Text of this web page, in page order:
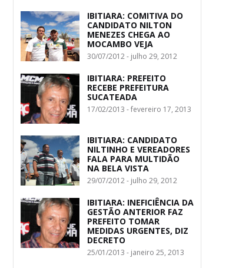
IBITIARA: COMITIVA DO
CANDIDATO NILTON
MENEZES CHEGA AO
MOCAMBO VEJA
30/07/2012 - julho 29, 2012
IBITIARA: PREFEITO
RECEBE PREFEITURA
SUCATEADA
17/02/2013 - fevereiro 17, 2013
IBITIARA: CANDIDATO
NILTINHO E VEREADORES
FALA PARA MULTIDÃO
NA BELA VISTA
29/07/2012 - julho 29, 2012
IBITIARA: INEFICIÊNCIA DA
GESTÃO ANTERIOR FAZ
PREFEITO TOMAR
MEDIDAS URGENTES, DIZ
DECRETO
25/01/2013 - janeiro 25, 2013